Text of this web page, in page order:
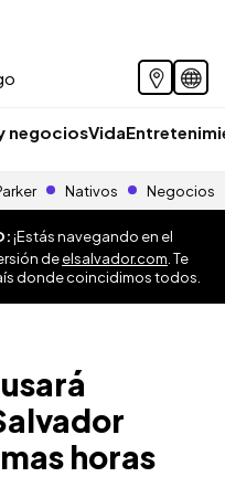
negociosVida
Nativos Negocios
¡Estás navegando en el
deelsalvador.com . Te
donde coincidimos todos.
horas